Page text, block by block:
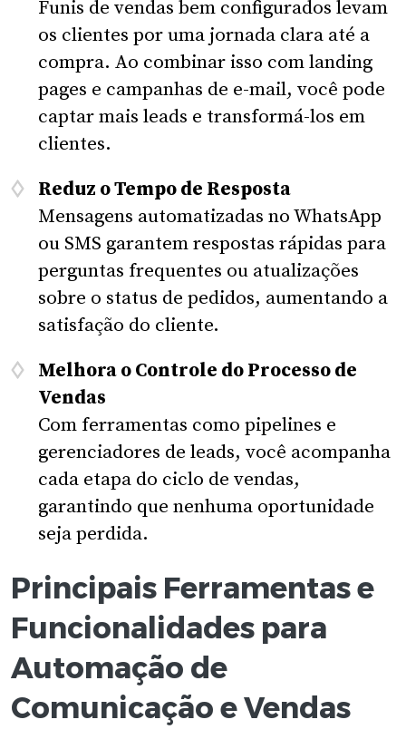
Funis de vendas bem configurados levam
os clientes por uma jornada clara até a
compra. Ao combinar isso com landing
pages e campanhas de e-mail, você pode
captar mais leads e transformá-los em
clientes.
Reduz o Tempo de Resposta
Mensagens automatizadas no WhatsApp
ou SMS garantem respostas rápidas para
perguntas frequentes ou atualizações
sobre o status de pedidos, aumentando a
satisfação do cliente.
Melhora o Controle do Processo de
Vendas
Com ferramentas como pipelines e
gerenciadores de leads, você acompanha
cada etapa do ciclo de vendas,
garantindo que nenhuma oportunidade
seja perdida.
Principais Ferramentas e
Funcionalidades para
Automação de
Comunicação e Vendas